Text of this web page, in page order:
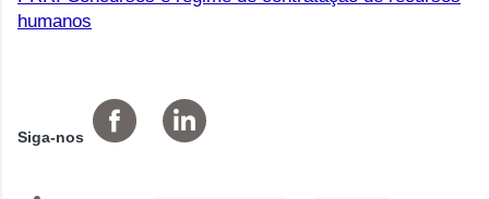
humanos
Siga-nos